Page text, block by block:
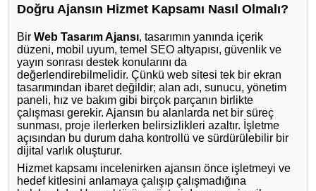
Doğru Ajansın Hizmet Kapsamı Nasıl Olmalı?
BirWeb Tasarım Ajansı, tasarımın yanında içerik
düzeni, mobil uyum, temel SEO altyapısı, güvenlik ve
yayın sonrası destek konularını da
değerlendirebilmelidir. Çünkü web sitesi tek bir ekran
tasarımından ibaret değildir; alan adı, sunucu, yönetim
paneli, hız ve bakım gibi birçok parçanın birlikte
çalışması gerekir. Ajansın bu alanlarda net bir süreç
sunması, proje ilerlerken belirsizlikleri azaltır. İşletme
açısından bu durum daha kontrollü ve sürdürülebilir bir
dijital varlık oluşturur.
Hizmet kapsamı incelenirken ajansın önce işletmeyi ve
hedef kitlesini anlamaya çalışıp çalışmadığına